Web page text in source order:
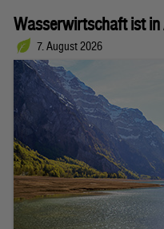
Wasserwirtschaft ist
7. August 2026